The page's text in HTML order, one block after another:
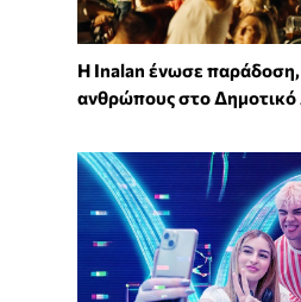
Η Inalan ένωσε παράδοση,
ανθρώπους στο Δημοτικό